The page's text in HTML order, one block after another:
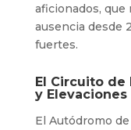
aficionados, que
ausencia desde
fuertes.
El Circuito de
y Elevaciones
El Autódromo